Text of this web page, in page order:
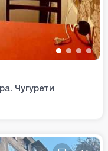
•• • •
Чугурети